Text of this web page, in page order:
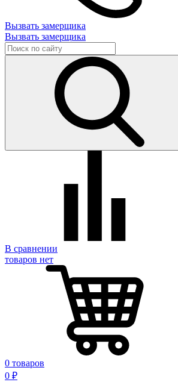
Вызвать замерщика
Вызвать замерщика
В сравнении
товаров нет
0 товаров
0 ₽